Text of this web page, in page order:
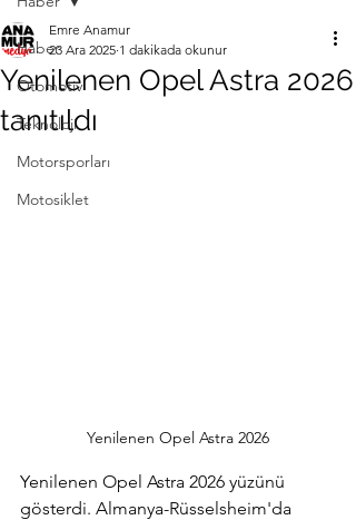
Haber
Otomotiv
Teknoloji
Motorsporları
Motosiklet
Yenilenen Opel Astra 2026
tanıtıldı
Emre Anamur
23 Ara 2025 1 dakikada okunur
Yenilenen Opel Astra 2026
Yenilenen Opel Astra 2026 yüzünü
gösterdi. Almanya-Rüsselsheim'da